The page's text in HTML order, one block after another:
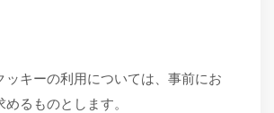
ッキーの利用については、事前にお
るものとします。